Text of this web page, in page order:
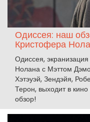
Одиссея: наш
Кристофера
Одиссея,
Нолана с Мэттом
Хэтэуэй, Зендэйя,
Терон, выходит в
обзор!